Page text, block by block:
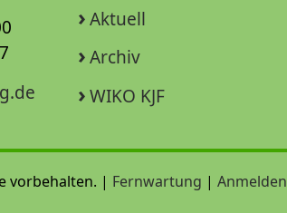
Aktuell
Archiv
WIKO KJF
vorbehalten. | Fernwartung | Anmelden